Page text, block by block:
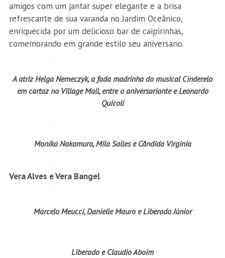
amigos com um jantar super elegante e a brisa
refrescante de sua varanda no Jardim Oceânico,
enriquecida por um delicioso bar de caipirinhas,
comemorando em grande estilo seu aniversário.
A atriz Helga Nemeczyk, a fada madrinha do musical Cinderela
em cartaz no Village Mall, entre o aniversariante e Leonardo
Quicoli
Monika Nakamura, Mila Salles e Cândida Virginia
Vera Alves e Vera Bangel
Marcelo Meucci, Danielle Mauro e Liberado Júnior
Liberado e Claudio Aboim